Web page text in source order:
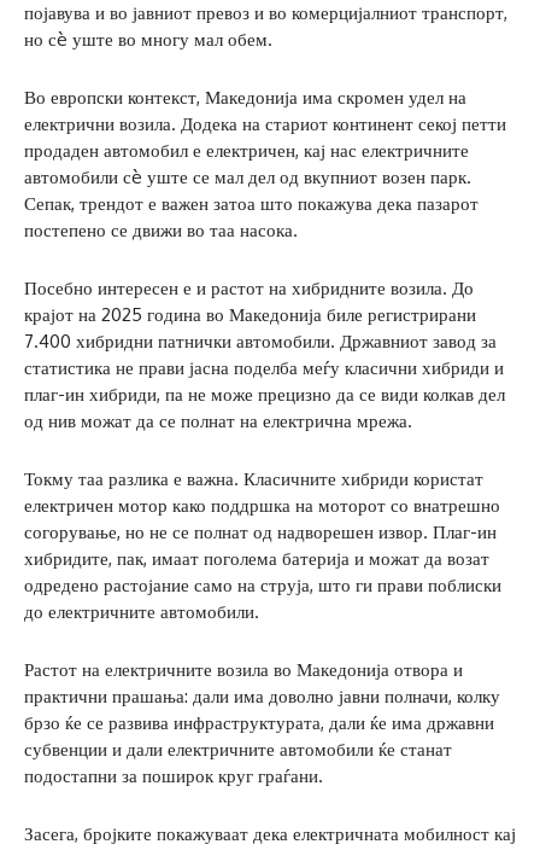
појавува и во јавниот превоз и во комерцијалниот транспорт,
но сè уште во многу мал обем.
Во европски контекст, Македонија има скромен удел на
електрични возила. Додека на стариот континент секој петти
продаден автомобил е електричен, кај нас електричните
автомобили сè уште се мал дел од вкупниот возен парк.
Сепак, трендот е важен затоа што покажува дека пазарот
постепено се движи во таа насока.
Посебно интересен е и растот на хибридните возила. До
крајот на 2025 година во Македонија биле регистрирани
7.400 хибридни патнички автомобили. Државниот завод за
статистика не прави јасна поделба меѓу класични хибриди и
плаг-ин хибриди, па не може прецизно да се види колкав дел
од нив можат да се полнат на електрична мрежа.
Токму таа разлика е важна. Класичните хибриди користат
електричен мотор како поддршка на моторот со внатрешно
согорување, но не се полнат од надворешен извор. Плаг-ин
хибридите, пак, имаат поголема батерија и можат да возат
одредено растојание само на струја, што ги прави поблиски
до електричните автомобили.
Растот на електричните возила во Македонија отвора и
практични прашања: дали има доволно јавни полначи, колку
брзо ќе се развива инфраструктурата, дали ќе има државни
субвенции и дали електричните автомобили ќе станат
подостапни за поширок круг граѓани.
Засега, бројките покажуваат дека електричната мобилност кај